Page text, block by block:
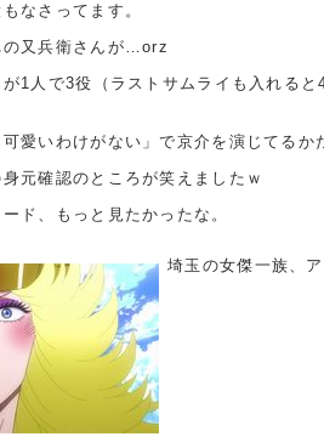
なさってます。
の又兵衛さんが…orz
1人で3役（ラストサムライも入れると
可愛いわけがない」で京介を演じてるか
元確認のところが笑えましたｗ
ド、もっと見たかったな。
埼玉の女傑一族、